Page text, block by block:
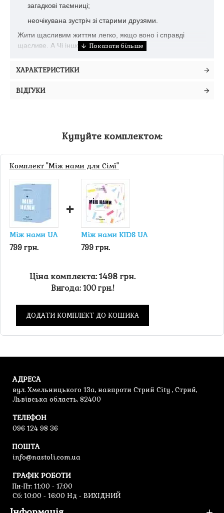
загадкові таємниці;
неочікувана зустріч зі старими друзями.
Жити щасливим життям легко, якщо воно і справді
щасливе. А Чі іншого і не знає!
ХАРАКТЕРИСТИКИ
ВІДГУКИ
Купуйте комплектом:
Комплект "Між нами для Сімї"
Між нами UA
799 грн.
+
Між нами KIDS UA
799 грн.
Ціна комплекта: 1498 грн.
Вигода: 100 грн.!
ДОДАТИ КОМПЛЕКТ ДО КОШИКА
АДРЕСА
вул. Хмельницького 13а, навпроти Стрий City , Стрий,
Львівська область, 82400
ТЕЛЕФОН
096 124 98 36
ПОШТА
info@nastoli.com.ua
ГРАФІК РОБОТИ
Пн-Пт: 11:00 - 17:00
Cб: 10:00 - 16:00 Нд - ВИХІДНИЙ